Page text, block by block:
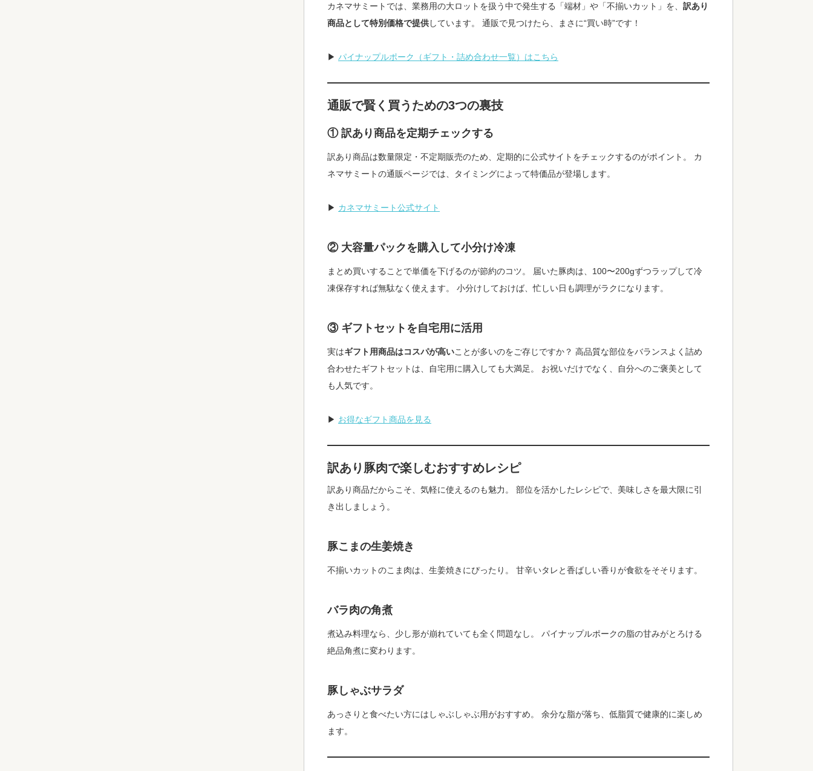
カネマサミートでは、業務用の大ロットを扱う中で発生する「端材」や「不揃いカット」を、 訳あり
商品として特別価格で提供しています。 通販で見つけたら、まさに“買い時”です！
▶ パイナップルポーク（ギフト・詰め合わせ一覧）はこちら
通販で賢く買うための3つの裏技
① 訳あり商品を定期チェックする
訳あり商品は数量限定・不定期販売のため、定期的に公式サイトをチェックするのがポイント。 カ
ネマサミートの通販ページでは、タイミングによって特価品が登場します。
▶ カネマサミート公式サイト
② 大容量パックを購入して小分け冷凍
まとめ買いすることで単価を下げるのが節約のコツ。 届いた豚肉は、100〜200gずつラップして冷
凍保存すれば無駄なく使えます。 小分けしておけば、忙しい日も調理がラクになります。
③ ギフトセットを自宅用に活用
実はギフト用商品はコスパが高いことが多いのをご存じですか？ 高品質な部位をバランスよく詰め
合わせたギフトセットは、自宅用に購入しても大満足。 お祝いだけでなく、自分へのご褒美として
も人気です。
▶ お得なギフト商品を見る
訳あり豚肉で楽しむおすすめレシピ
訳あり商品だからこそ、気軽に使えるのも魅力。 部位を活かしたレシピで、美味しさを最大限に引
き出しましょう。
豚こまの生姜焼き
不揃いカットのこま肉は、生姜焼きにぴったり。 甘辛いタレと香ばしい香りが食欲をそそります。
バラ肉の角煮
煮込み料理なら、少し形が崩れていても全く問題なし。 パイナップルポークの脂の甘みがとろける
絶品角煮に変わります。
豚しゃぶサラダ
あっさりと食べたい方にはしゃぶしゃぶ用がおすすめ。 余分な脂が落ち、低脂質で健康的に楽しめ
ます。